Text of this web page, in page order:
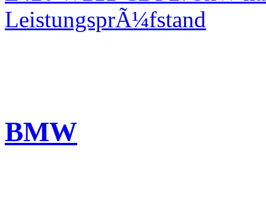
LeistungsprÃ¼fstand
BMW